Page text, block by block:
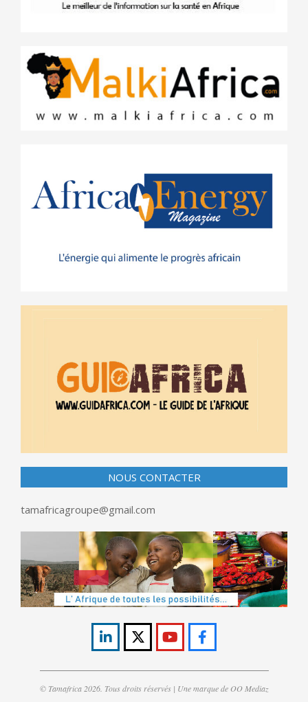
NOUS CONTACTER
tamafricagroupe@gmail.com
© Tamafrica 2026. Tous droits réservés | Une marque de OO Mediaz